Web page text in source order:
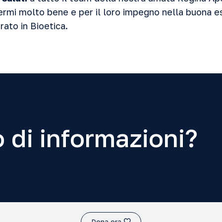
molto bene e per il loro impegno nella buona
in Bioetica.
di informazioni?